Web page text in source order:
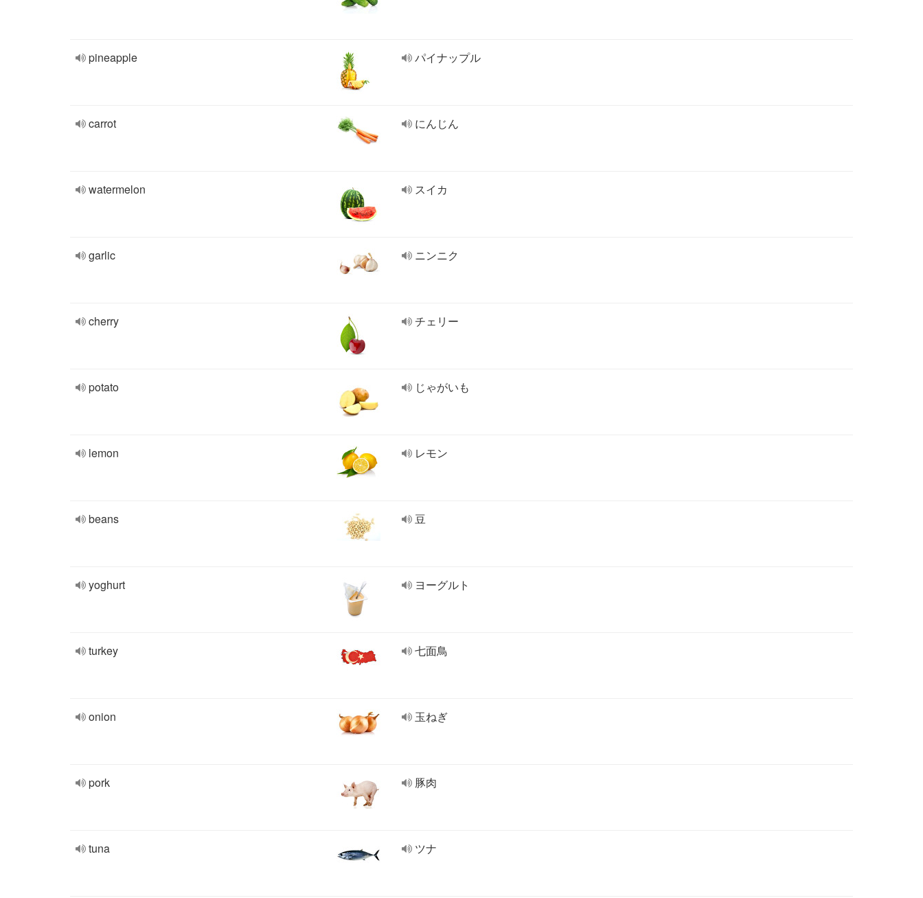
pineapple パイナップル
carrot にんじん
watermelon スイカ
garlic ニンニク
cherry チェリー
potato じゃがいも
lemon レモン
beans 豆
yoghurt ヨーグルト
turkey 七面鳥
onion 玉ねぎ
pork 豚肉
tuna ツナ